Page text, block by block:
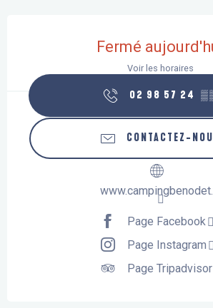
Fermé
Voir les horaires
02 98 57 24
CONTACTEZ-
Page Facebook
Page Instagram
Page Tripadvisor